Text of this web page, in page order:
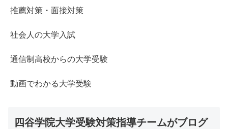
推薦対策・面接対策
社会人の大学入試
通信制高校からの大学受験
動画でわかる大学受験
四谷学院大学受験対策指導チームがブログ